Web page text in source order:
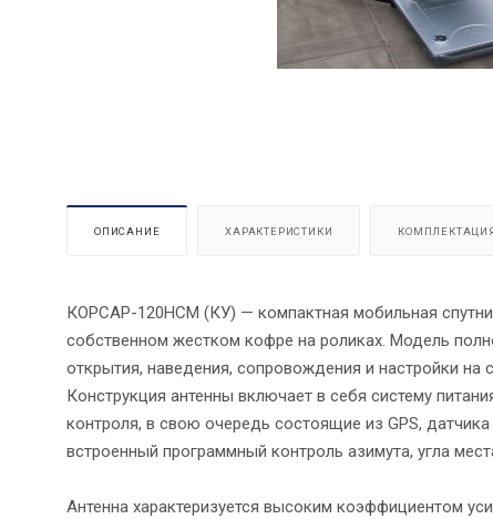
ОПИСАНИЕ ХАРАКТЕРИСТИКИ
КОРСАР-120НСМ (КУ) — компактная мобильная
собственном жестком кофре на роликах. Модель
открытия, наведения, сопровождения и настройки на
Конструкция антенны включает в себя систему
контроля, в свою очередь состоящие из GPS,
встроенный программный контроль азимута, угла
Антенна характеризуется высоким коэффициентом